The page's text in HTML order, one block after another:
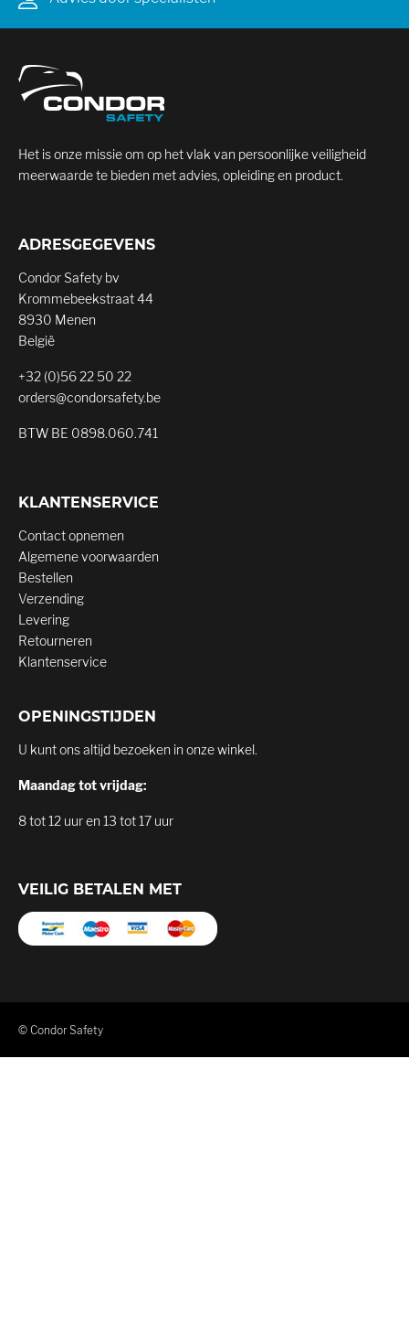
Het is onze missie om op het vlak van persoonlijke veiligheid
meerwaarde te bieden met advies, opleiding en product.
ADRESGEGEVENS
Condor Safety bv
Krommebeekstraat 44
8930 Menen
België
+32 (0)56 22 50 22
orders@condorsafety.be
BTW BE 0898.060.741
KLANTENSERVICE
Contact opnemen
Algemene voorwaarden
Bestellen
Verzending
Levering
Retourneren
Klantenservice
OPENINGSTIJDEN
U kunt ons altijd bezoeken in onze winkel.
Maandag tot vrijdag:
8 tot 12 uur en 13 tot 17 uur
VEILIG BETALEN MET
© Condor Safety